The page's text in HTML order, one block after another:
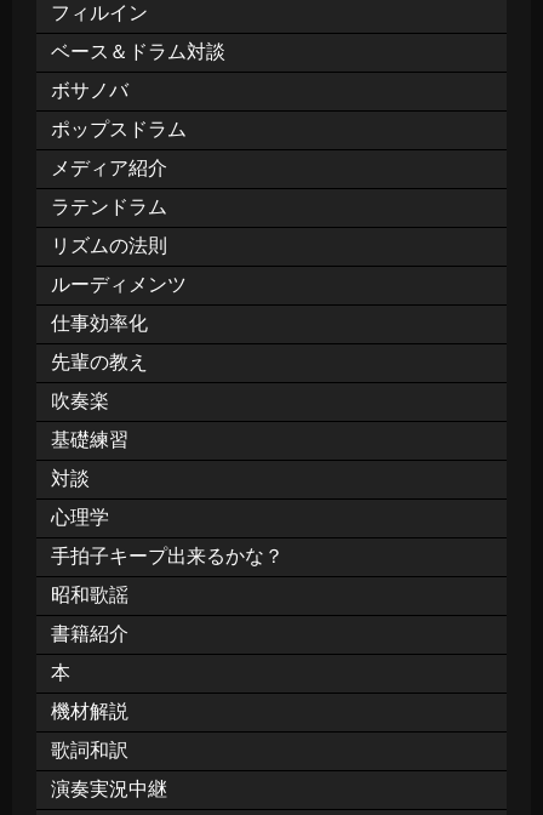
フィルイン
ベース＆ドラム対談
ボサノバ
ポップスドラム
メディア紹介
ラテンドラム
リズムの法則
ルーディメンツ
仕事効率化
先輩の教え
吹奏楽
基礎練習
対談
心理学
手拍子キープ出来るかな？
昭和歌謡
書籍紹介
本
機材解説
歌詞和訳
演奏実況中継